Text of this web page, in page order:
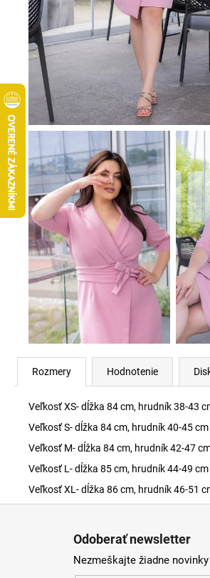
Rozmery Hodnotenie
Veľkosť XS- dĺžka 84 cm, hrudník 38-43
Veľkosť S- dĺžka 84 cm, hrudník 40-45
Veľkosť M- dĺžka 84 cm, hrudník 42-47
Veľkosť L- dĺžka 85 cm, hrudník 44-49
Veľkosť XL- dĺžka 86 cm, hrudník 46-51
Odoberať newsletter
Nezmeškajte žiadne